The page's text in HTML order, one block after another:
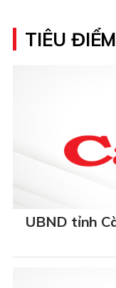
TIÊU ĐIỂM
UBND tỉnh